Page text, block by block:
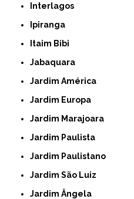
Interlagos
Ipiranga
Itaim Bibi
Jabaquara
Jardim América
Jardim Europa
Jardim Marajoara
Jardim Paulista
Jardim Paulistano
Jardim São Luiz
Jardim Ângela